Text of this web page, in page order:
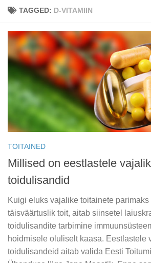
TAGGED: D-VITAMIIN
TOITAINED
Millised on eestlastele
toidulisandid
Kuigi eluks vajalike toitainete
täisväärtuslik toit, aitab siinsetel
toidulisandite tarbimine
hoidmisele oluliselt kaasa. Eestlastele
toidulisandeid aitab valida Eesti